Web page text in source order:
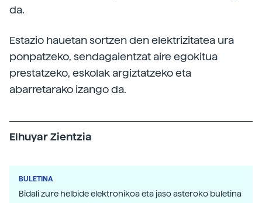
da.
Estazio hauetan sortzen den elektrizitatea ura
ponpatzeko, sendagaientzat aire egokitua
prestatzeko, eskolak argiztatzeko eta
abarretarako izango da.
Elhuyar Zientzia
BULETINA
Bidali zure helbide elektronikoa eta jaso asteroko buletina